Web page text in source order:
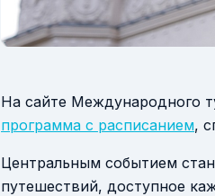
На сайте Международного
программа с расписанием,
Центральным событием
путешествий, доступное